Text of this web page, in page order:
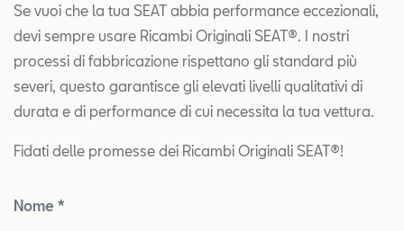
Se vuoi che la tua SEAT abbia performance eccezionali,
devi sempre usare Ricambi Originali SEAT®. I nostri
processi di fabbricazione rispettano gli standard più
severi, questo garantisce gli elevati livelli qualitativi di
durata e di performance di cui necessita la tua vettura.
Fidati delle promesse dei Ricambi Originali SEAT®!
Nome *